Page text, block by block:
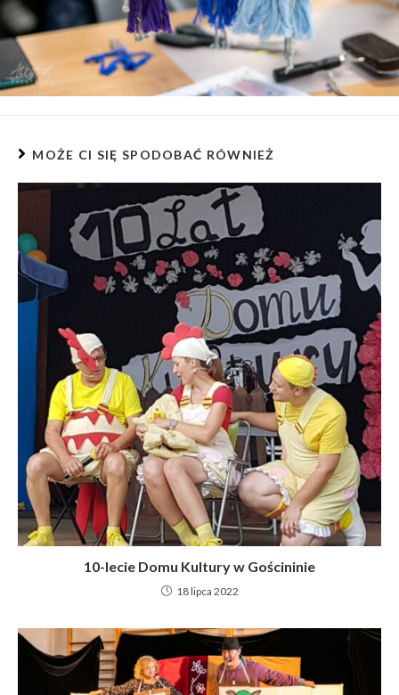
MOŻE CI SIĘ SPODOBAĆ RÓWNIEŻ
10-lecie Domu Kultury w Gościninie
18 lipca 2022